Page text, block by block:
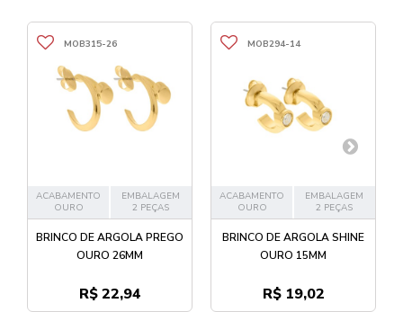
MOB315-26
ACABAMENTO
OURO
EMBALAGEM
2 PEÇAS
BRINCO DE ARGOLA PREGO
OURO 26MM
R$ 22,94
MOB294-14
ACABAMENTO
OURO
EMBALAGEM
2 PEÇAS
BRINCO DE ARGOLA SHINE
OURO 15MM
R$ 19,02